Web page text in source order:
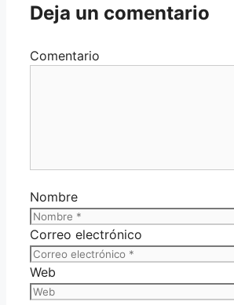
Deja un comentario
Comentario
Nombre
Correo electrónico
Web